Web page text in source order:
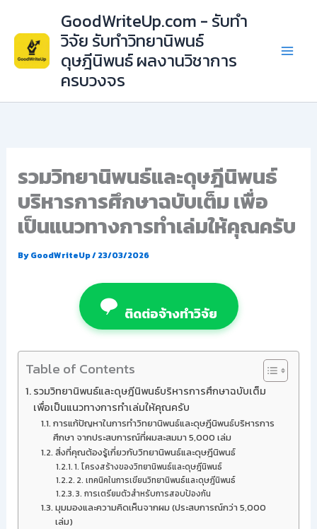
content
GoodWriteUp.com - รับทำ
วิจัย รับทำวิทยานิพนธ์
ดุษฎีนิพนธ์ ผลงานวิชาการ
ครบวงจร
รวมวิทยานิพนธ์และดุษฎีนิพนธ์
บริหารการศึกษาฉบับเต็ม เพื่อ
เป็นแนวทางการทำเล่มให้คุณครับ
ByGoodWriteUp/23/03/2026
ติดต่อจ้างทำวิจัย
Table of Contents
รวมวิทยานิพนธ์และดุษฎีนิพนธ์บริหารการศึกษาฉบับเต็ม
เพื่อเป็นแนวทางการทำเล่มให้คุณครับ
การแก้ปัญหาในการทำวิทยานิพนธ์และดุษฎีนิพนธ์บริหารการ
ศึกษา จากประสบการณ์ที่ผมสะสมมา 5,000 เล่ม
สิ่งที่คุณต้องรู้เกี่ยวกับวิทยานิพนธ์และดุษฎีนิพนธ์
1. โครงสร้างของวิทยานิพนธ์และดุษฎีนิพนธ์
2. เทคนิคในการเขียนวิทยานิพนธ์และดุษฎีนิพนธ์
3. การเตรียมตัวสำหรับการสอบป้องกัน
มุมมองและความคิดเห็นจากผม (ประสบการณ์กว่า 5,000
เล่ม)